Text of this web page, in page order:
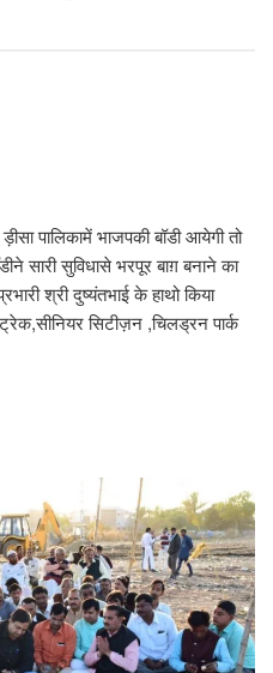
ड़ीसा पालिकामें भाजपकी बॉडी आयेगी तो
सारी सुविधासे भरपूर बाग़ बनाने का
श्री दुष्यंतभाई के हाथो किया
सिटीज़न ,चिलड्रन पार्क